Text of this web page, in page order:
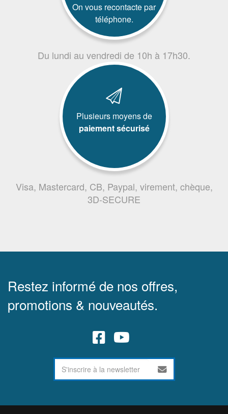
On vous recontacte par
téléphone.
Du lundi au vendredi de 10h à 17h30.
Plusieurs moyens de
paiement sécurisé
Visa, Mastercard, CB, Paypal, virement, chèque,
3D-SECURE
Restez informé de nos offres,
promotions & nouveautés.